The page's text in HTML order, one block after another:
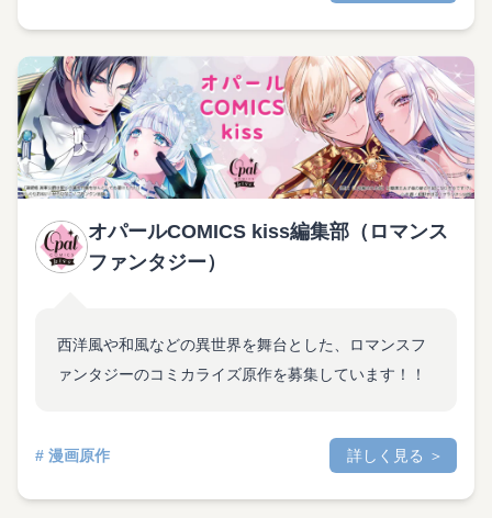
オパールCOMICS kiss編集部（ロマンス
ファンタジー）
西洋風や和風などの異世界を舞台とした、ロマンスフ
ァンタジーのコミカライズ原作を募集しています！！
# 漫画原作 詳しく見る ＞